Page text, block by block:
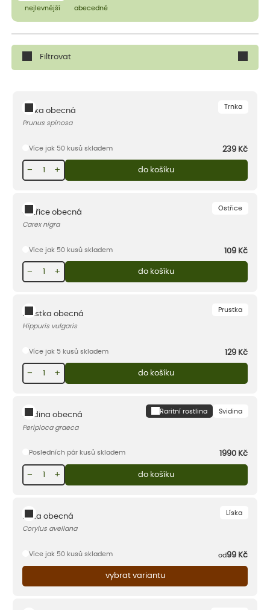
nejlevnější abecedně
Filtrovat
Trnka
Trnka obecná
Prunus spinosa
Více jak 50 kusů skladem 239 Kč
+
− do košíku
Ostřice
Ostřice obecná
Carex nigra
Více jak 50 kusů skladem 109 Kč
+
− do košíku
Prustka
Prustka obecná
Hippuris vulgaris
Více jak 5 kusů skladem 129 Kč
+
− do košíku
Raritní rostlina Svidina
Svidina obecná
Periploca graeca
Posledních pár kusů skladem 1990 Kč
+
− do košíku
Líska
Líska obecná
Corylus avellana
Více jak 50 kusů skladem od99 Kč
vybrat variantu